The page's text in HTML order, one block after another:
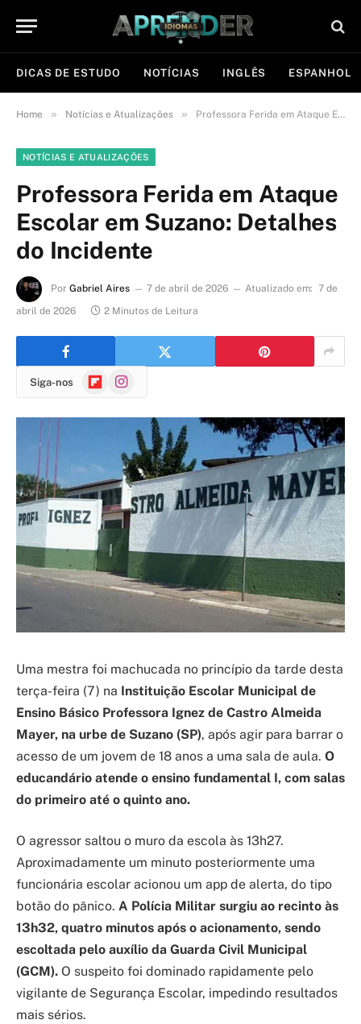
DICAS DE ESTUDO NOTÍCIAS INGLÊS ESPANHOL
Home » Notícias e Atualizações » Professora Ferida em Ataque Escolar em Suzano: Detalhes do Incidente
NOTÍCIAS E ATUALIZAÇÕES
Professora Ferida em Ataque
Escolar em Suzano: Detalhes
do Incidente
Por Gabriel Aires 7 de abril de 2026 Atualizado em: 7 de
abril de 2026
2 Minutos de Leitura
Siga-nos FlipboardInstagram
Uma mestra foi machucada no princípio da tarde desta
terça-feira (7) na Instituição Escolar Municipal de
Ensino Básico Professora Ignez de Castro Almeida
Mayer, na urbe de Suzano (SP), após agir para barrar o
acesso de um jovem de 18 anos a uma sala de aula. O
educandário atende o ensino fundamental I, com salas
do primeiro até o quinto ano.
O agressor saltou o muro da escola às 13h27.
Aproximadamente um minuto posteriormente uma
funcionária escolar acionou um app de alerta, do tipo
botão do pânico. A Polícia Militar surgiu ao recinto às
13h32, quatro minutos após o acionamento, sendo
escoltada pelo auxílio da Guarda Civil Municipal
(GCM). O suspeito foi dominado rapidamente pelo
vigilante de Segurança Escolar, impedindo resultados
mais sérios.